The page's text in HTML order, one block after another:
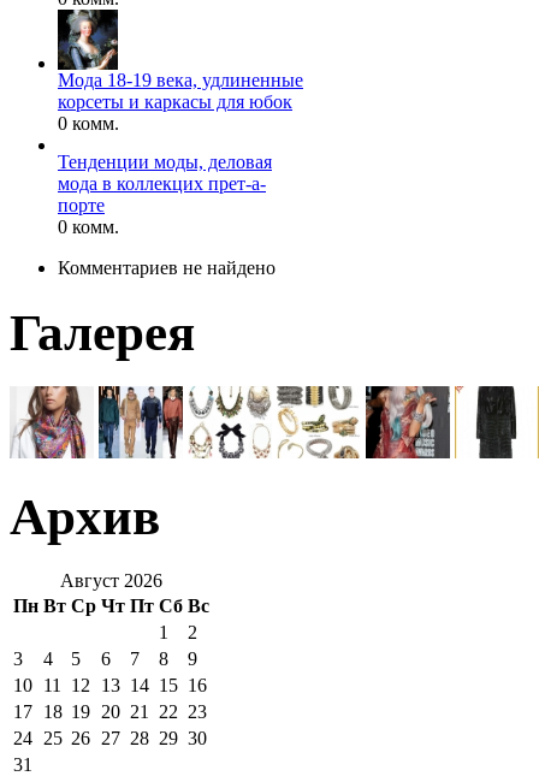
Мода 18-19 века, удлиненные
корсеты и каркасы для юбок
0 комм.
Тенденции моды, деловая
мода в коллекцих прет-а-
порте
0 комм.
Комментариев не найдено
Галерея
Архив
Август 2026
Пн Вт Ср Чт Пт Сб Вс
1
2
3
4 5 6 7 8
9
10 11 12 13 14 15 16
17 18 19 20 21 22 23
24 25 26 27 28 29 30
31